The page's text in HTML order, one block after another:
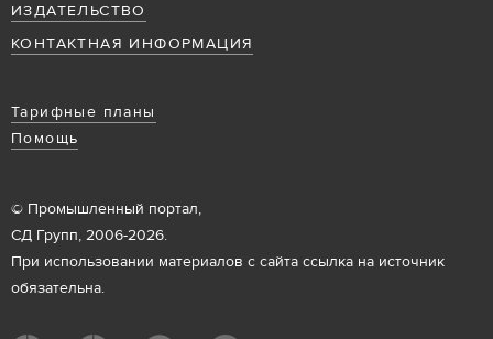
ИЗДАТЕЛЬСТВО
КОНТАКТНАЯ ИНФОРМАЦИЯ
Тарифные планы
Помощь
© Промышленный портал,
СД Групп, 2006-2026.
При использовании материалов с сайта ссылка на источник
обязательна.